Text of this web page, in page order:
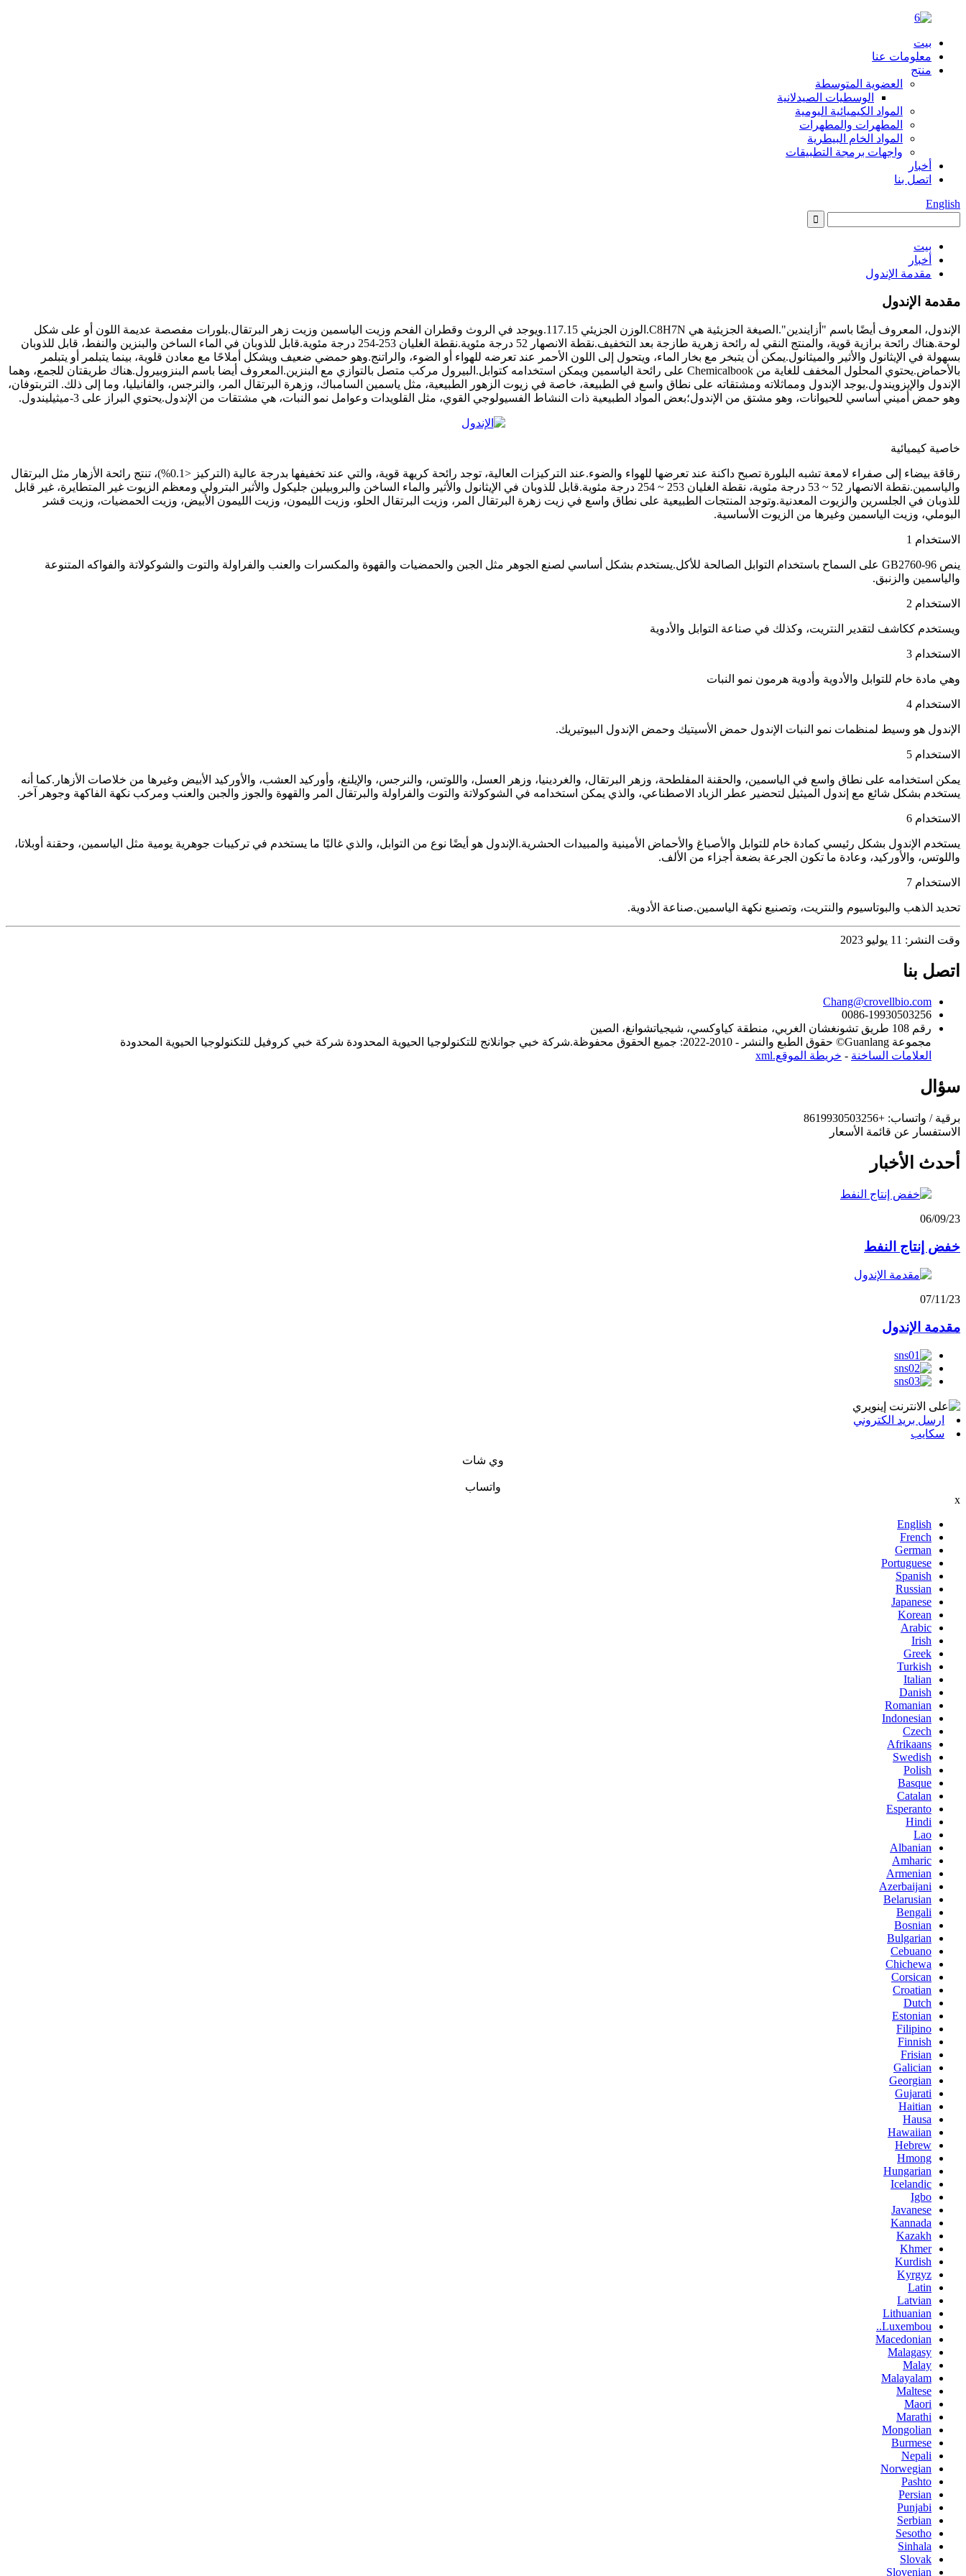
بيت
معلومات عنا
منتج
العضوية المتوسطة
الوسطيات الصيدلانية
المواد الكيميائية اليومية
المطهرات والمطهرات
المواد الخام البيطرية
واجهات برمجة التطبيقات
أخبار
اتصل بنا
English
بيت
أخبار
مقدمة الإندول
مقدمة الإندول
الإندول، المعروف أيضًا باسم "أزايندين".الصيغة الجزيئية هي C8H7N.الوزن الجزيئي 117.15.ويوجد في الروث وقطران الفحم وزيت الياسمين وزيت زهر البرتقال.بلورات مفصصة عديمة اللون أو على شكل
لوحة.هناك رائحة برازية قوية، والمنتج النقي له رائحة زهرية طازجة بعد التخفيف.نقطة الانصهار 52 درجة مئوية.نقطة الغليان 253-254 درجة مئوية.قابل للذوبان في الماء الساخن والبنزين والنفط، قابل للذوبان
بسهولة في الإيثانول والأثير والميثانول.يمكن أن يتبخر مع بخار الماء، ويتحول إلى اللون الأحمر عند تعرضه للهواء أو الضوء، والراتنج.وهو حمضي ضعيف ويشكل أملاحًا مع معادن قلوية، بينما يتبلمر أو يتبلمر
بالأحماض.يحتوي المحلول المخفف للغاية من Chemicalbook على رائحة الياسمين ويمكن استخدامه كتوابل.البيرول مركب متصل بالتوازي مع البنزين.المعروف أيضا باسم البنزوبيرول.هناك طريقتان للجمع، وهما
الإندول والإيزويندول.يوجد الإندول ومماثلاته ومشتقاته على نطاق واسع في الطبيعة، خاصة في زيوت الزهور الطبيعية، مثل ياسمين السامباك، وزهرة البرتقال المر، والنرجس، والفانيليا، وما إلى ذلك. التربتوفان،
وهو حمض أميني أساسي للحيوانات، وهو مشتق من الإندول؛بعض المواد الطبيعية ذات النشاط الفسيولوجي القوي، مثل القلويدات وعوامل نمو النبات، هي مشتقات من الإندول.يحتوي البراز على 3-ميثيليندول.
خاصية كيميائية
رقاقة بيضاء إلى صفراء لامعة تشبه البلورة تصبح داكنة عند تعرضها للهواء والضوء.عند التركيزات العالية، توجد رائحة كريهة قوية، والتي عند تخفيفها بدرجة عالية (التركيز <0.1%)، تنتج رائحة الأزهار مثل البرتقال
والياسمين.نقطة الانصهار 52 ~ 53 درجة مئوية، نقطة الغليان 253 ~ 254 درجة مئوية.قابل للذوبان في الإيثانول والأثير والماء الساخن والبروبيلين جليكول والأثير البترولي ومعظم الزيوت غير المتطايرة، غير قابل
للذوبان في الجلسرين والزيوت المعدنية.وتوجد المنتجات الطبيعية على نطاق واسع في زيت زهرة البرتقال المر، وزيت البرتقال الحلو، وزيت الليمون، وزيت الليمون الأبيض، وزيت الحمضيات، وزيت قشر
البوملي، وزيت الياسمين وغيرها من الزيوت الأساسية.
الاستخدام 1
ينص GB2760-96 على السماح باستخدام التوابل الصالحة للأكل.يستخدم بشكل أساسي لصنع الجوهر مثل الجبن والحمضيات والقهوة والمكسرات والعنب والفراولة والتوت والشوكولاتة والفواكه المتنوعة
والياسمين والزنبق.
الاستخدام 2
ويستخدم ككاشف لتقدير النتريت، وكذلك في صناعة التوابل والأدوية
الاستخدام 3
وهي مادة خام للتوابل والأدوية وأدوية هرمون نمو النبات
الاستخدام 4
الإندول هو وسيط لمنظمات نمو النبات الإندول حمض الأسيتيك وحمض الإندول البيوتيريك.
الاستخدام 5
يمكن استخدامه على نطاق واسع في الياسمين، والحقنة المفلطحة، وزهر البرتقال، والغردينيا، وزهر العسل، واللوتس، والنرجس، والإيلنغ، وأوركيد العشب، والأوركيد الأبيض وغيرها من خلاصات الأزهار.كما أنه
يستخدم بشكل شائع مع إندول الميثيل لتحضير عطر الزباد الاصطناعي، والذي يمكن استخدامه في الشوكولاتة والتوت والفراولة والبرتقال المر والقهوة والجوز والجبن والعنب ومركب نكهة الفاكهة وجوهر آخر.
الاستخدام 6
يستخدم الإندول بشكل رئيسي كمادة خام للتوابل والأصباغ والأحماض الأمينية والمبيدات الحشرية.الإندول هو أيضًا نوع من التوابل، والذي غالبًا ما يستخدم في تركيبات جوهرية يومية مثل الياسمين، وحقنة أوبلاتا،
واللوتس، والأوركيد، وعادة ما تكون الجرعة بضعة أجزاء من الألف.
الاستخدام 7
تحديد الذهب والبوتاسيوم والنتريت، وتصنيع نكهة الياسمين.صناعة الأدوية.
وقت النشر: 11 يوليو 2023
اتصل بنا
Chang@crovellbio.com
0086-19930503256
رقم 108 طريق تشونغشان الغربي، منطقة كياوكسي، شيجياتشوانغ، الصين
مجموعة Guanlang© حقوق الطبع والنشر - 2010-2022: جميع الحقوق محفوظة.شركة خبي جوانلانج للتكنولوجيا الحيوية المحدودة شركة خبي كروفيل للتكنولوجيا الحيوية المحدودة
العلامات الساخنة - خريطة الموقع.xml
سؤال
برقية / واتساب: +8619930503256
الاستفسار عن قائمة الأسعار
أحدث الأخبار
06/09/23
خفض إنتاج النفط
07/11/23
مقدمة الإندول
ارسل بريد الكتروني
سكايب
وي شات
واتساب
x
English
French
German
Portuguese
Spanish
Russian
Japanese
Korean
Arabic
Irish
Greek
Turkish
Italian
Danish
Romanian
Indonesian
Czech
Afrikaans
Swedish
Polish
Basque
Catalan
Esperanto
Hindi
Lao
Albanian
Amharic
Armenian
Azerbaijani
Belarusian
Bengali
Bosnian
Bulgarian
Cebuano
Chichewa
Corsican
Croatian
Dutch
Estonian
Filipino
Finnish
Frisian
Galician
Georgian
Gujarati
Haitian
Hausa
Hawaiian
Hebrew
Hmong
Hungarian
Icelandic
Igbo
Javanese
Kannada
Kazakh
Khmer
Kurdish
Kyrgyz
Latin
Latvian
Lithuanian
Luxembou..
Macedonian
Malagasy
Malay
Malayalam
Maltese
Maori
Marathi
Mongolian
Burmese
Nepali
Norwegian
Pashto
Persian
Punjabi
Serbian
Sesotho
Sinhala
Slovak
Slovenian